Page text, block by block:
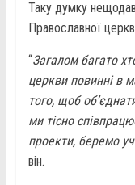
Таку думку
Православної
“Загалом багато
церкви повинні в
того, щоб
ми тісно
проекти, беремо
він.